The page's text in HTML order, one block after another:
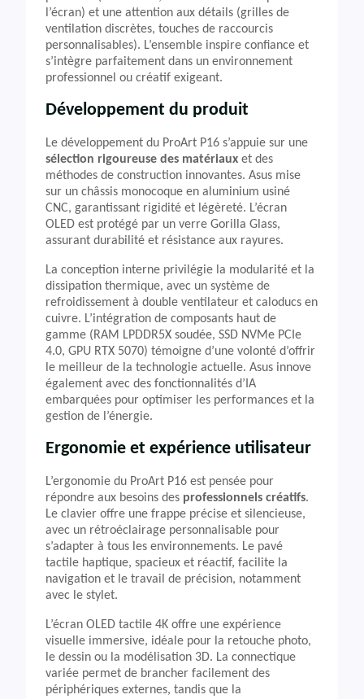
l’écran) et une attention aux détails (grilles de
ventilation discrètes, touches de raccourcis
personnalisables). L’ensemble inspire confiance et
s’intègre parfaitement dans un environnement
professionnel ou créatif exigeant.
Développement du produit
Le développement du ProArt P16 s’appuie sur une
sélection rigoureuse des matériaux et des
méthodes de construction innovantes. Asus mise
sur un châssis monocoque en aluminium usiné
CNC, garantissant rigidité et légèreté. L’écran
OLED est protégé par un verre Gorilla Glass,
assurant durabilité et résistance aux rayures.
La conception interne privilégie la modularité et la
dissipation thermique, avec un système de
refroidissement à double ventilateur et caloducs en
cuivre. L’intégration de composants haut de
gamme (RAM LPDDR5X soudée, SSD NVMe PCIe
4.0, GPU RTX 5070) témoigne d’une volonté d’offrir
le meilleur de la technologie actuelle. Asus innove
également avec des fonctionnalités d’IA
embarquées pour optimiser les performances et la
gestion de l’énergie.
Ergonomie et expérience utilisateur
L’ergonomie du ProArt P16 est pensée pour
répondre aux besoins des professionnels créatifs.
Le clavier offre une frappe précise et silencieuse,
avec un rétroéclairage personnalisable pour
s’adapter à tous les environnements. Le pavé
tactile haptique, spacieux et réactif, facilite la
navigation et le travail de précision, notamment
avec le stylet.
L’écran OLED tactile 4K offre une expérience
visuelle immersive, idéale pour la retouche photo,
le dessin ou la modélisation 3D. La connectique
variée permet de brancher facilement des
périphériques externes, tandis que la